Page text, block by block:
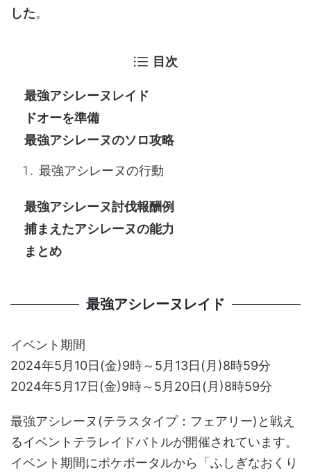
した。
目次
最強アシレーヌレイド
ドオーを準備
最強アシレーヌのソロ攻略
最強アシレーヌの行動
最強アシレーヌ討伐報酬例
捕まえたアシレーヌの能力
まとめ
最強アシレーヌレイド
イベント期間
2024年5月10日(金)9時～5月13日(月)8時59分
2024年5月17日(金)9時～5月20日(月)8時59分
最強アシレーヌ(テラスタイプ：フェアリー)と戦え
るイベントテラレイドバトルが開催されています。
イベント期間にポケポータルから「ふしぎなおくり